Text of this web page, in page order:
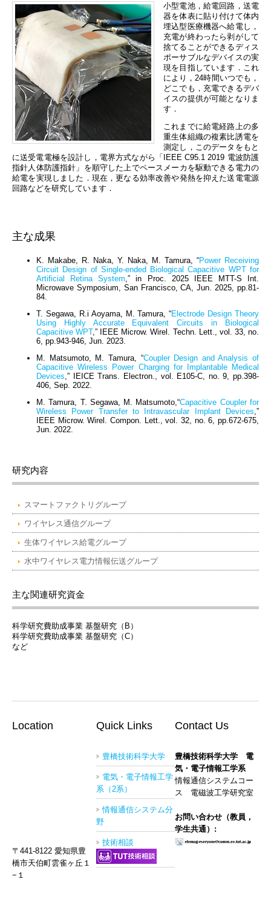
小型電池，給電回路，送電
器を体表に貼り付けて体内
埋込型医療機器へ給電し，
充電が終わったら剥がして
捨てることができるディス
ポーサブルなデバイスの実
現を目指しています．これ
により，24時間いつでも，
どこでも，充電できるデバ
イスの提供が可能となりま
す．
これまでに給電経路上の多
重生体組織の複素比誘電を
測定し，このデータをもと
に送受電電極を設計し，電界方式ながら「IEEE C95.1 2019 電波防護
指針人体防護指針」を順守した上でペースメーカを駆動できる電力の
給電を実現しました．現在，更なる効率改善や発熱を抑えた送電電源
回路などを研究しています．
主な成果
K. Makabe, R. Naka, Y. Naka, M. Tamura, “Power Receiving
Circuit Design of Single-ended Biological Capacitive WPT for
Artificial Retina System,” in Proc. 2025 IEEE MTT-S Int.
Microwave Symposium, San Francisco, CA, Jun. 2025, pp.81-
84.
T. Segawa, R.i Aoyama, M. Tamura, “Electrode Design Theory
Using Highly Accurate Equivalent Circuits in Biological
Capacitive WPT,” IEEE Microw. Wirel. Techn. Lett., vol. 33, no.
6, pp.943-946, Jun. 2023.
M. Matsumoto, M. Tamura, “Coupler Design and Analysis of
Capacitive Wireless Power Charging for Implantable Medical
Devices ,” IEICE Trans. Electron., vol. E105-C, no. 9, pp.398-
406, Sep. 2022.
M. Tamura, T. Segawa, M. Matsumoto,“Capacitive Coupler for
Wireless Power Transfer to Intravascular Implant Devices ,”
IEEE Microw. Wirel. Compon. Lett., vol. 32, no. 6, pp.672-675,
Jun. 2022.
研究内容
スマートファクトリグループ
ワイヤレス通信グループ
生体ワイヤレス給電グループ
水中ワイヤレス電力情報伝送グループ
主な関連研究資金
科学研究費助成事業 基盤研究（B）
科学研究費助成事業 基盤研究（C）
など
Location
〒441-8122 愛知県豊
橋市天伯町雲雀ヶ丘１
−１
Quick Links
豊橋技術科学大学
電気・電子情報工学
系（2系）
情報通信システム分
野
技術相談
Contact Us
豊橋技術科学大学 電
気・電子情報工学系
情報通信システムコー
ス 電磁波工学研究室
お問い合わせ（教員，
学生共通）: